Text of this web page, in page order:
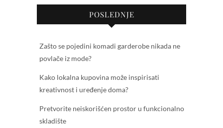
POSLEDNJE
Zašto se pojedini komadi garderobe nikada ne
povlače iz mode?
Kako lokalna kupovina može inspirisati
kreativnost i uređenje doma?
Pretvorite neiskorišćen prostor u funkcionalno
skladište